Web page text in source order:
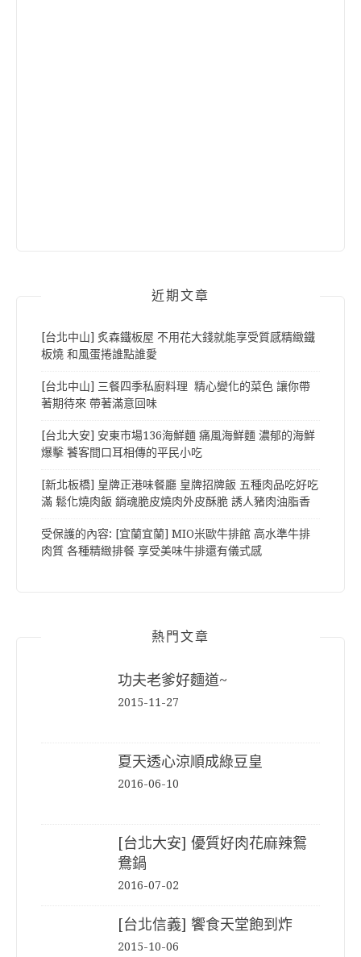
近期文章
[台北中山] 炙森鐵板屋 不用花大錢就能享受質感精緻鐵
板燒 和風蛋捲誰點誰愛
[台北中山] 三餐四季私廚料理 精心變化的菜色 讓你帶
著期待來 帶著滿意回味
[台北大安] 安東市場136海鮮麵 痛風海鮮麵 濃郁的海鮮
爆擊 饕客間口耳相傳的平民小吃
[新北板橋] 皇牌正港味餐廳 皇牌招牌飯 五種肉品吃好吃
滿 鬆化燒肉飯 銷魂脆皮燒肉外皮酥脆 誘人豬肉油脂香
受保護的內容: [宜蘭宜蘭] MIO米歐牛排館 高水準牛排
肉質 各種精緻排餐 享受美味牛排還有儀式感
熱門文章
功夫老爹好麵道~
2015-11-27
夏天透心涼順成綠豆皇
2016-06-10
[台北大安] 優質好肉花麻辣鴛
鴦鍋
2016-07-02
[台北信義] 饗食天堂飽到炸
2015-10-06